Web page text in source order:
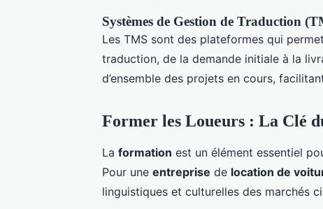
Systèmes de Gestion de Traduction
Les TMS sont des plateformes qui
traduction, de la demande initiale à la
d’ensemble des projets en cours,
Former les Loueurs : La Clé
La formation est un élément essentiel
Pour une entreprise de location de
linguistiques et culturelles des marchés